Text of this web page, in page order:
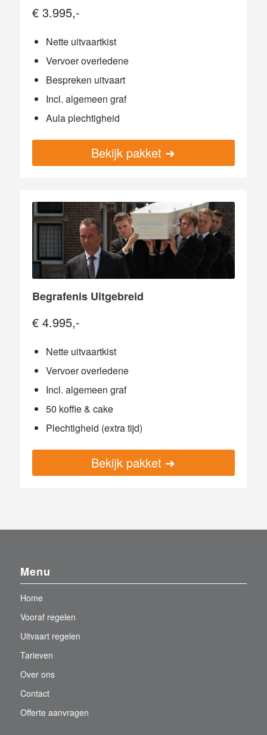
€ 3.995,-
Nette uitvaartkist
Vervoer overledene
Bespreken uitvaart
Incl. algemeen graf
Aula plechtigheid
Bekijk pakket ➜
Begrafenis Uitgebreid
€ 4.995,-
Nette uitvaartkist
Vervoer overledene
Incl. algemeen graf
50 koffie & cake
Plechtigheid (extra tijd)
Bekijk pakket ➜
Menu
Home
Vooraf regelen
Uitvaart regelen
Tarieven
Over ons
Contact
Offerte aanvragen